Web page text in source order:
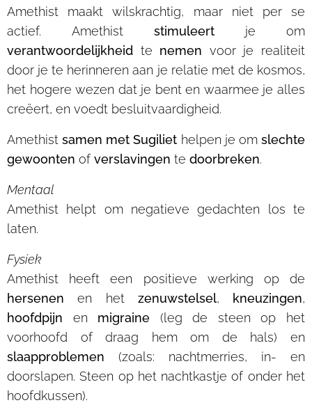
Amethist maakt wilskrachtig, maar niet per se
actief. Amethist stimuleert je om
verantwoordelijkheid te nemen voor je realiteit
door je te herinneren aan je relatie met de kosmos,
het hogere wezen dat je bent en waarmee je alles
creëert, en voedt besluitvaardigheid.
Amethistsamen met Sugiliet helpen je omslechte
gewoonten ofverslavingen te doorbreken.
Mentaal
Amethist helpt om negatieve gedachten los te
laten.
Fysiek
Amethist heeft een positieve werking op de
hersenen en het zenuwstelsel, kneuzingen,
hoofdpijn en migraine (leg de steen op het
voorhoofd of draag hem om de hals) en
slaapproblemen (zoals: nachtmerries, in- en
doorslapen. Steen op het nachtkastje of onder het
hoofdkussen).